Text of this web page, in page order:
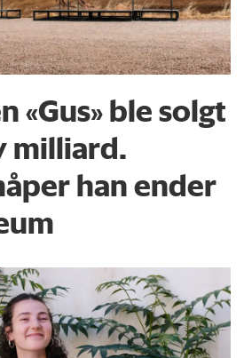
«Gus» ble solgt
milliard.
han ender